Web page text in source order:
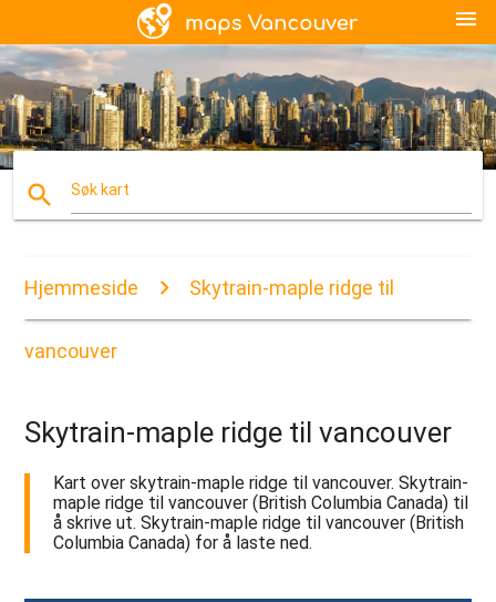
menu
search Søk kart
Hjemmeside Skytrain-maple ridge til
vancouver
Skytrain-maple ridge til vancouver
Kart over skytrain-maple ridge til vancouver. Skytrain-
maple ridge til vancouver (British Columbia Canada) til
å skrive ut. Skytrain-maple ridge til vancouver (British
Columbia Canada) for å laste ned.